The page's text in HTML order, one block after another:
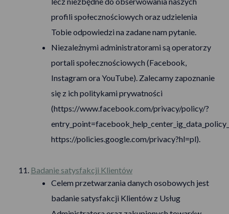
profili społecznościowych oraz udzielenia
Tobie odpowiedzi na zadane nam pytanie.
Niezależnymi administratorami są operatorzy
portali społecznościowych (Facebook,
Instagram ora YouTube). Zalecamy zapoznanie
się z ich politykami prywatności
(https://www.facebook.com/privacy/policy/?
https://policies.google.com/privacy?hl=pl).
Badanie satysfakcji Klientów
Celem przetwarzania danych osobowych jest
badanie satysfakcji Klientów z Usług